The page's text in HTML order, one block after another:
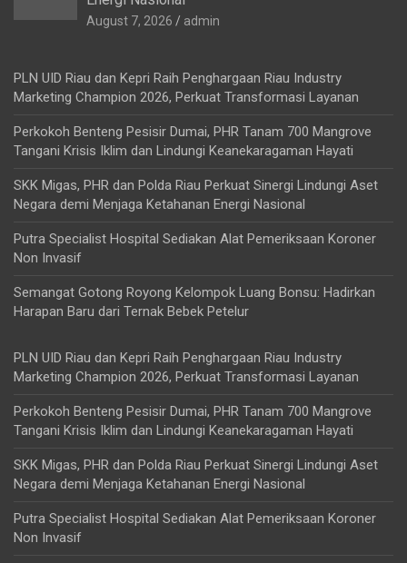
August 7, 2026 admin
PLN UID Riau dan Kepri Raih Penghargaan Riau Industry
Marketing Champion 2026, Perkuat Transformasi Layanan
Perkokoh Benteng Pesisir Dumai, PHR Tanam 700 Mangrove
Tangani Krisis Iklim dan Lindungi Keanekaragaman Hayati
SKK Migas, PHR dan Polda Riau Perkuat Sinergi Lindungi Aset
Negara demi Menjaga Ketahanan Energi Nasional
Putra Specialist Hospital Sediakan Alat Pemeriksaan Koroner
Non Invasif
Semangat Gotong Royong Kelompok Luang Bonsu: Hadirkan
Harapan Baru dari Ternak Bebek Petelur
PLN UID Riau dan Kepri Raih Penghargaan Riau Industry
Marketing Champion 2026, Perkuat Transformasi Layanan
Perkokoh Benteng Pesisir Dumai, PHR Tanam 700 Mangrove
Tangani Krisis Iklim dan Lindungi Keanekaragaman Hayati
SKK Migas, PHR dan Polda Riau Perkuat Sinergi Lindungi Aset
Negara demi Menjaga Ketahanan Energi Nasional
Putra Specialist Hospital Sediakan Alat Pemeriksaan Koroner
Non Invasif